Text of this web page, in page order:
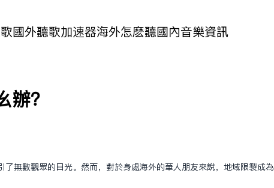
國外聽歌加速器海外怎麽聽國內音樂資訊
办？
无数观众的目光。然而，对于身处海外的华人朋友来说，地域限制成